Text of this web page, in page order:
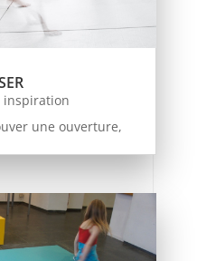
inspiration
une ouverture,